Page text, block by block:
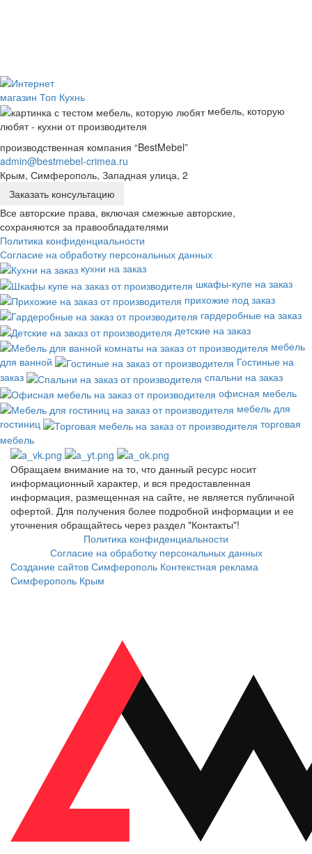
мебель, которую
любят - кухни от производителя
производственная компания “BestMebel”
admin@bestmebel-crimea.ru
Крым, Симферополь, Западная улица, 2
Заказать консультацию
Все авторские права, включая смежные авторские,
сохраняются за правообладателями
Политика конфиденциальности
Согласие на обработку персональных данных
кухни на заказ
шкафы-купе на заказ
прихожие под заказ
гардеробные на заказ
детские на заказ
мебель
для ванной
Гостиные на
заказ
спальни на заказ
офисная мебель
мебель для
гостиниц
торговая
мебель
Обращаем внимание на то, что данный ресурс носит
информационный характер, и вся предоставленная
информация, размещенная на сайте, не является публичной
офертой. Для получения более подробной информации и ее
уточнения обращайтесь через раздел "Контакты"!
Политика конфиденциальности
Согласие на обработку персональных данных
Создание сайтов Симферополь Контекстная реклама
Симферополь Крым